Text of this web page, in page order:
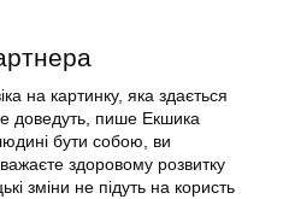
на картинку, яка здається
доведуть, пише Екшика
бути собою, ви
здоровому розвитку
зміни не підуть на користь